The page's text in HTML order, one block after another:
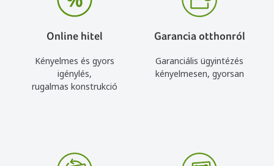
Online hitel
Kényelmes és gyors
igénylés,
rugalmas konstrukció
Garancia otthonról
Garanciális ügyintézés
kényelmesen, gyorsan